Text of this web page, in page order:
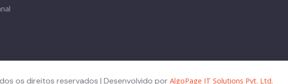
os direitos reservados | Desenvolvido por AlgoPage IT Solutions Pvt. Ltd.